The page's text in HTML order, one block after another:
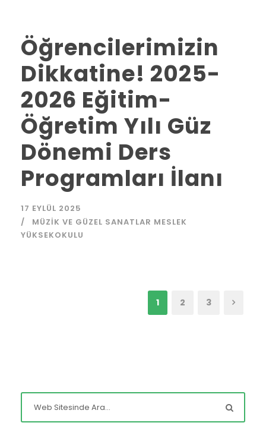
Öğrencilerimizin
Dikkatine! 2025-
2026 Eğitim-
Öğretim Yılı Güz
Dönemi Ders
Programları İlanı
17 EYLÜL 2025
MÜZIK VE GÜZEL SANATLAR MESLEK
YÜKSEKOKULU
1 2 3